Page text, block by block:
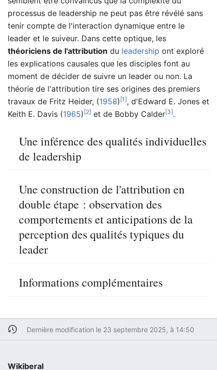
processus de leadership ne peut pas être révélé sans
tenir compte de l'interaction dynamique entre le
leader et le suiveur. Dans cette optique, les
théoriciens de l'attribution du leadership ont exploré
les explications causales que les disciples font au
moment de décider de suivre un leader ou non. La
théorie de l'attribution tire ses origines des premiers
travaux de Fritz Heider, (1958) [1], d'Edward E. Jones et
Keith E. Davis (1965) [2] et de Bobby Calder[3].
Une inférence des qualités individuelles
de leadership
Une construction de l'attribution en
double étape : observation des
comportements et anticipations de la
perception des qualités typiques du
leader
Informations complémentaires
Dernière modification le 23 septembre 2025, à 14:50
Wikiberal